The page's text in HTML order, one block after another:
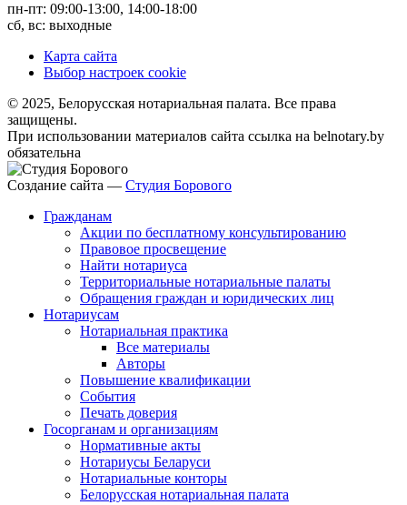
пн-пт: 09:00-13:00, 14:00-18:00
сб, вс: выходные
Карта сайта
Выбор настроек cookie
© 2025, Белорусская нотариальная палата. Все права
защищены.
При использовании материалов сайта ссылка на belnotary.by
обязательна
Создание сайта — Студия Борового
Гражданам
Акции по бесплатному консультированию
Правовое просвещение
Найти нотариуса
Территориальные нотариальные палаты
Обращения граждан и юридических лиц
Нотариусам
Нотариальная практика
Все материалы
Авторы
Повышение квалификации
События
Печать доверия
Госорганам и организациям
Нормативные акты
Нотариусы Беларуси
Нотариальные конторы
Белорусская нотариальная палата